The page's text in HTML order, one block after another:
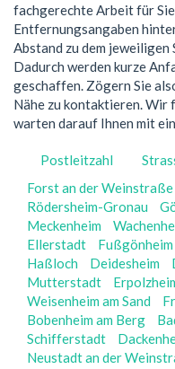
fachgerechte Arbeit für
Entfernungsangaben
Abstand zu dem
Dadurch werden kurze
geschaffen. Zögern Sie
Nähe zu kontaktieren. Wir
warten darauf Ihnen mit
Postleitzahl
Forst an der Weinstraße
Rödersheim-Gronau
Meckenheim
Ellerstadt
Fußgönheim
Haßloch
Deidesheim
Mutterstadt
Weisenheim am Sand
Bobenheim am Berg
Schifferstadt
Neustadt an der